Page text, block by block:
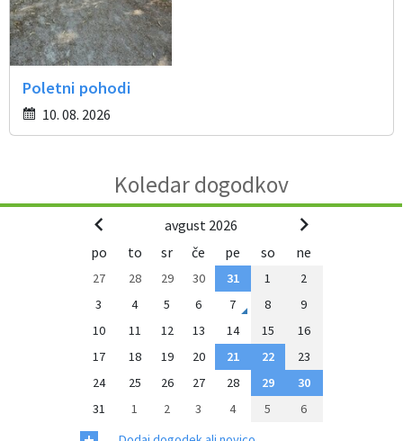
Poletni pohodi
10. 08. 2026
Koledar dogodkov
avgust 2026
po
to sr če pe so ne
27 28 29 30 31 1
2
3
4 5 6 7 8
9
10
11 12 13 14 15
16
17
18 19 20 21 22
23
24
25 26 27 28 29
30
31
1 2 3 4 5 6